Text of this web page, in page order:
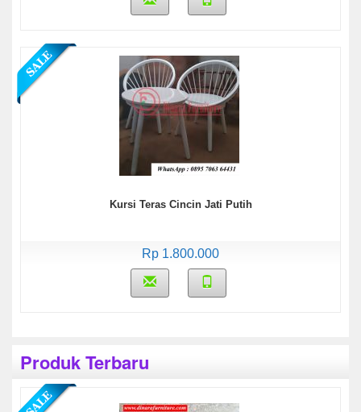
Kursi Teras Cincin Jati Putih
Rp 1.800.000
Produk Terbaru